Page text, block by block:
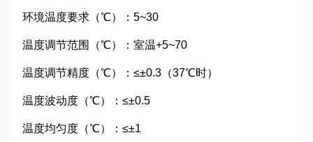
环境温度要求（℃）：5~30
温度调节范围（℃）：室温+5~70
温度调节精度（℃）：≤±0.3（37℃时）
温度波动度（℃）：≤±0.5
温度均匀度（℃）：≤±1